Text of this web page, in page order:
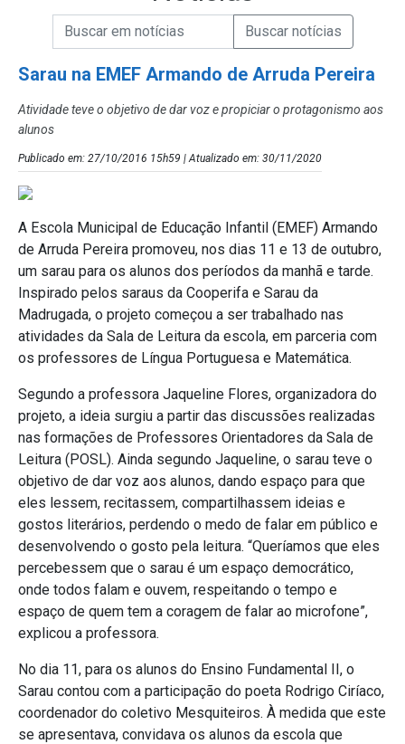
Campo de Busca de Notícias
Campo de Busca de informaçõesEnviar a Busca de Notícias
Sarau na EMEF Armando de Arruda Pereira
Atividade teve o objetivo de dar voz e propiciar o protagonismo aos
alunos
Publicado em: 27/10/2016 15h59 | Atualizado em: 30/11/2020
A Escola Municipal de Educação Infantil (EMEF) Armando
de Arruda Pereira promoveu, nos dias 11 e 13 de outubro,
um sarau para os alunos dos períodos da manhã e tarde.
Inspirado pelos saraus da Cooperifa e Sarau da
Madrugada, o projeto começou a ser trabalhado nas
atividades da Sala de Leitura da escola, em parceria com
os professores de Língua Portuguesa e Matemática.
Segundo a professora Jaqueline Flores, organizadora do
projeto, a ideia surgiu a partir das discussões realizadas
nas formações de Professores Orientadores da Sala de
Leitura (POSL). Ainda segundo Jaqueline, o sarau teve o
objetivo de dar voz aos alunos, dando espaço para que
eles lessem, recitassem, compartilhassem ideias e
gostos literários, perdendo o medo de falar em público e
desenvolvendo o gosto pela leitura. “Queríamos que eles
percebessem que o sarau é um espaço democrático,
onde todos falam e ouvem, respeitando o tempo e
espaço de quem tem a coragem de falar ao microfone”,
explicou a professora.
No dia 11, para os alunos do Ensino Fundamental II, o
Sarau contou com a participação do poeta Rodrigo Ciríaco,
coordenador do coletivo Mesquiteiros. À medida que este
se apresentava, convidava os alunos da escola que